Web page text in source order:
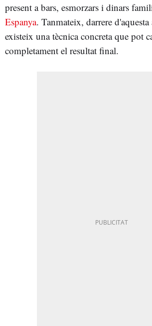
present a bars, esmorzars i dinars
Espanya. Tanmateix, darrere
existeix una tècnica concreta que pot
completament el resultat final.